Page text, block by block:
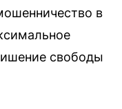
в
свободы